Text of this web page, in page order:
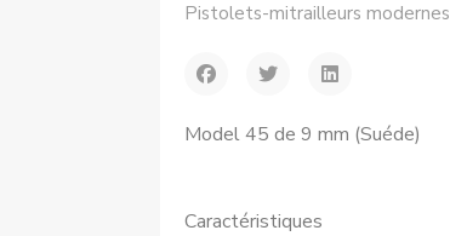
Pistolets-mitrailleurs modernes
Model 45 de 9 mm (Suéde)
Caractéristiques